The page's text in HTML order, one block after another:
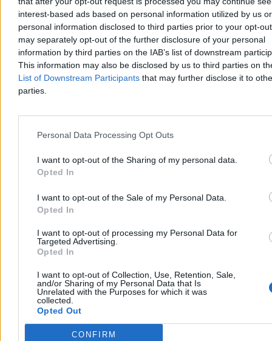
interest-based ads based on personal information utilized by us or
personal information disclosed to third parties prior to your opt-
may separately opt-out of the further disclosure of your personal
information by third parties on the IAB’s list of downstream
This information may also be disclosed by us to third parties on
List of Downstream Participants that may further disclose it to
parties.
Personal Data Processing Opt Outs
I want to opt-out of the Sharing of my personal data.
Opted In
I want to opt-out of the Sale of my Personal Data.
Opted In
I want to opt-out of processing my Personal Data for
Targeted Advertising.
Opted In
I want to opt-out of Collection, Use, Retention, Sale,
and/or Sharing of my Personal Data that Is
Unrelated with the Purposes for which it was
collected.
Opted Out
CONFIRM
Trump: Stany Zjednoczone zaangażowane w
rozmowy o pokoju w Ukrainie
Prezydent USA Donald Trump powiedział w czwartek, że
Amerykanie są zaangażowani w rozmowy o zakończeniu wojny w
Ukrainie i poinformował, że doszło w nich do postępu. Nie ujawnił
szczegółów. Wyraził też przekonanie, że wojna z Iranem niedługo
się zakończy.
Krzysztof Jabłonowski
Reklama